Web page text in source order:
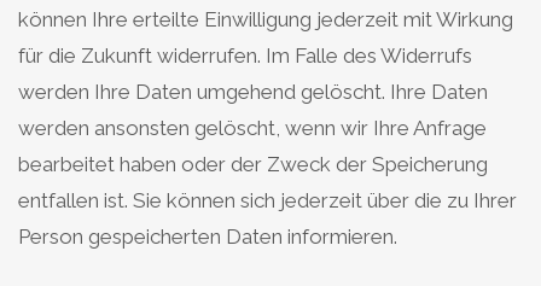
können Ihre erteilte Einwilligung jederzeit mit Wirkung
für die Zukunft widerrufen. Im Falle des Widerrufs
werden Ihre Daten umgehend gelöscht. Ihre Daten
werden ansonsten gelöscht, wenn wir Ihre Anfrage
bearbeitet haben oder der Zweck der Speicherung
entfallen ist. Sie können sich jederzeit über die zu Ihrer
Person gespeicherten Daten informieren.